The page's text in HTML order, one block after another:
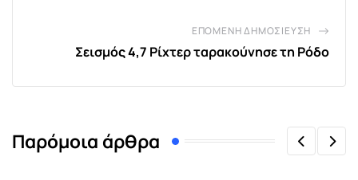
ΕΠΌΜΕΝΗ ΔΗΜΟΣΊΕΥΣΗ
Σεισμός 4,7 Ρίχτερ ταρακούνησε τη Ρόδο
Παρόμοια άρθρα